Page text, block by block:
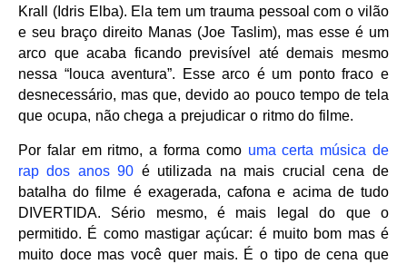
Krall (Idris Elba). Ela tem um trauma pessoal com o vilão
e seu braço direito Manas (Joe Taslim), mas esse é um
arco que acaba ficando previsível até demais mesmo
nessa “louca aventura”. Esse arco é um ponto fraco e
desnecessário, mas que, devido ao pouco tempo de tela
que ocupa, não chega a prejudicar o ritmo do filme.
Por falar em ritmo, a forma como uma certa música de
rap dos anos 90 é utilizada na mais crucial cena de
batalha do filme é exagerada, cafona e acima de tudo
DIVERTIDA. Sério mesmo, é mais legal do que o
permitido. É como mastigar açúcar: é muito bom mas é
muito doce mas você quer mais. É o tipo de cena que